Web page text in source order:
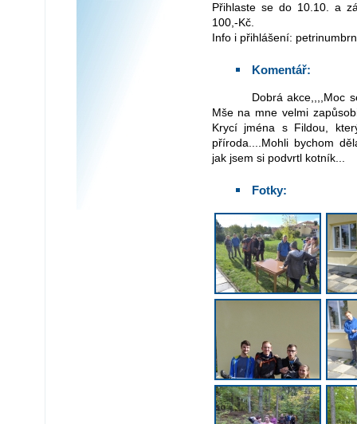
Přihlaste se do 10.10. a
100,-Kč.
Info i přihlášení:
Komentář:
Dobrá akce,,,,Moc se mi líbila celodenní hra.... Skvělej kolektiv...
Mše na mne velmi
Krycí jména s Fildou,
příroda....Mohli bychom
jak jsem si podvrtl kotník...
Fotky: